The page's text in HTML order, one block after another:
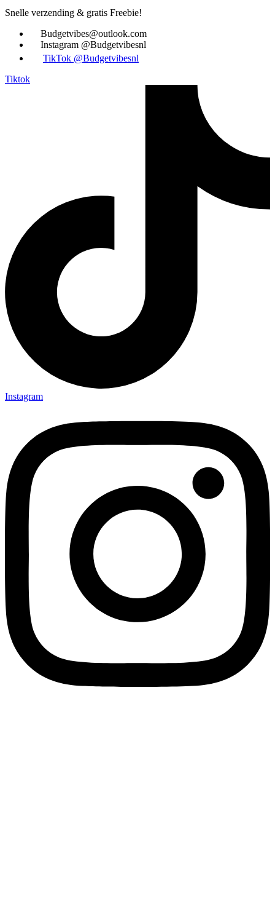
Snelle verzending & gratis Freebie!
Budgetvibes@outlook.com
Instagram @Budgetvibesnl
TikTok @Budgetvibesnl
Tiktok
Instagram